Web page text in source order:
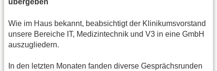
übergeben
Wie im Haus bekannt, beabsichtigt der Klinikumsvorstand
unsere Bereiche IT, Medizintechnik und V3 in eine GmbH
auszugliedern.
In den letzten Monaten fanden diverse Gesprächsrunden